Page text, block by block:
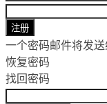
一个密码邮件将发送
恢复密码
找回密码